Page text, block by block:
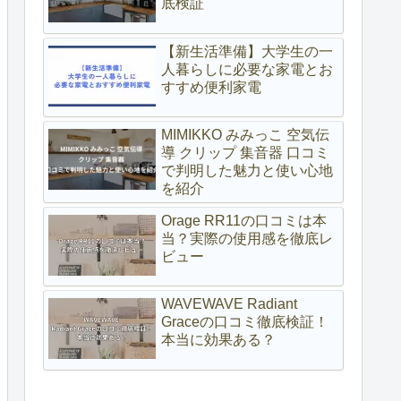
底検証
【新生活準備】大学生の一
人暮らしに必要な家電とお
すすめ便利家電
MIMIKKO みみっこ 空気伝
導 クリップ 集音器 口コミ
で判明した魅力と使い心地
を紹介
Orage RR11の口コミは本
当？実際の使用感を徹底レ
ビュー
WAVEWAVE Radiant
Graceの口コミ徹底検証！
本当に効果ある？